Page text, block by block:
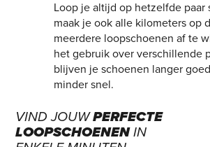
Loop je altijd op hetzelfde paar
maak je ook alle kilometers op
meerdere loopschoenen af te
het gebruik over verschillende
blijven je schoenen langer
minder snel.
VIND JOUWPERFECTE
LOOPSCHOENENIN